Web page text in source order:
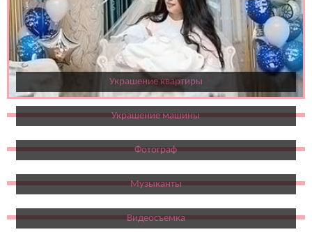
Украшение квартиры
Украшение машины
Фотограф
Музыканты
Видеосъемка